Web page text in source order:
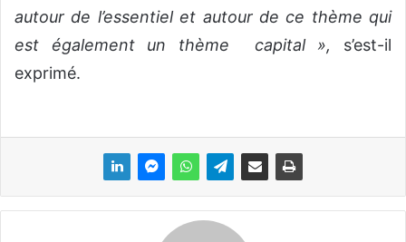
autour de l’essentiel et autour de ce thème qui
est également un thème capital »,
s’est-il
exprimé.